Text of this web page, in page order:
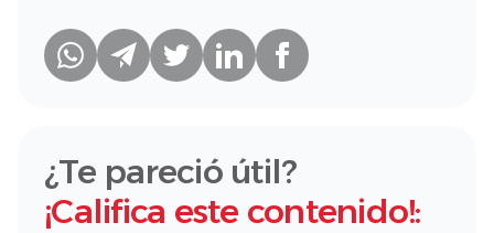
¿Te pareció útil?
¡Califica este contenido!: